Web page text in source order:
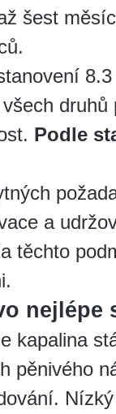
šest
Podle
a
těchto
nejlépe
kapalina
pěnivého